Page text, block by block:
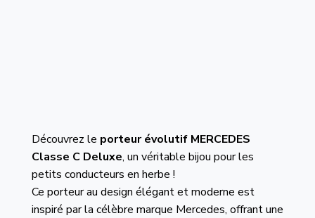
Découvrez le porteur évolutif MERCEDES
Classe C Deluxe, un véritable bijou pour les
petits conducteurs en herbe !
Ce porteur au design élégant et moderne est
inspiré par la célèbre marque Mercedes, offrant une